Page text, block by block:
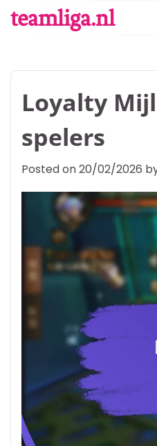
teamliga.nl
Loyalty
spelers
Posted on20/02/2026